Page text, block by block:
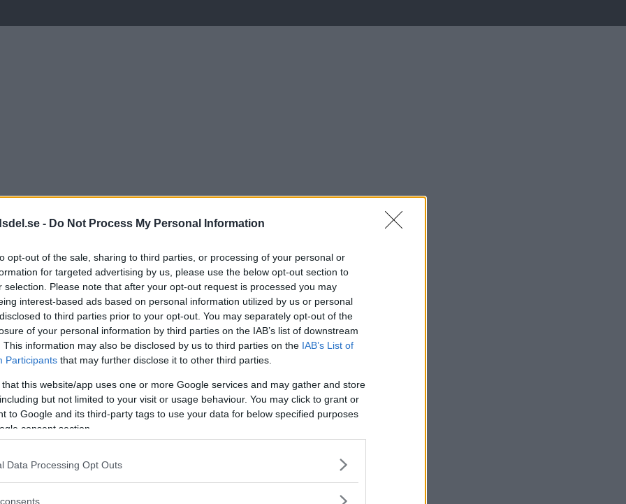
- Do Not Process My Personal Information
opt-out of the sale, sharing to third parties, or processing of your personal or
for targeted advertising by us, please use the below opt-out section to
selection. Please note that after your opt-out request is processed you may
interest-based ads based on personal information utilized by us or personal
to third parties prior to your opt-out. You may separately opt-out of the
of your personal information by third parties on the IAB’s list of downstream
This information may also be disclosed by us to third parties on the IAB’s List of
Participants that may further disclose it to other third parties.
that this website/app uses one or more Google services and may gather and store
but not limited to your visit or usage behaviour. You may click to grant or
to Google and its third-party tags to use your data for below specified purposes
consent section.
Data Processing Opt Outs